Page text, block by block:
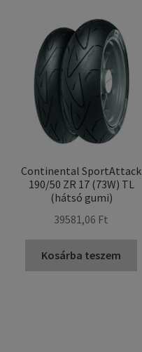
Continental SportAttack
190/50 ZR 17 (73W) TL
(hátsó gumi)
39581,06 Ft
Kosárba teszem